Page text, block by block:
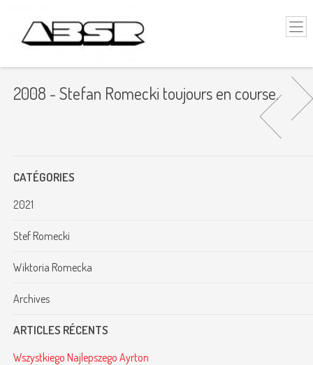
2008 - Stefan Romecki toujours en course.
CATÉGORIES
2021
Stef Romecki
Wiktoria Romecka
Archives
ARTICLES RÉCENTS
Wszystkiego Najlepszego Ayrton